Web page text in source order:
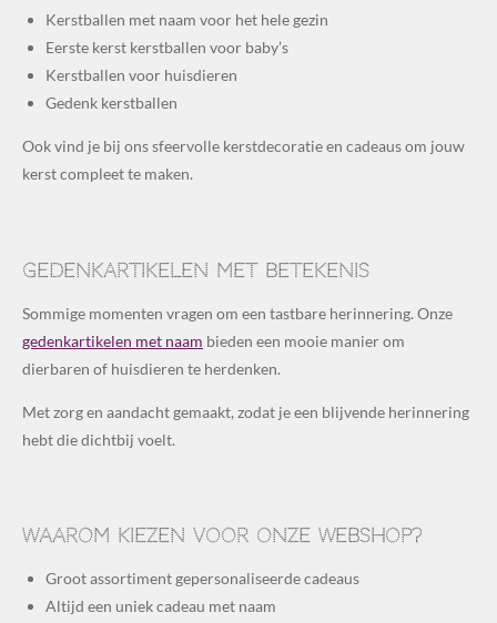
Kerstballen met naam voor het hele gezin
Eerste kerst kerstballen voor baby’s
Kerstballen voor huisdieren
Gedenk kerstballen
Ook vind je bij ons sfeervolle kerstdecoratie en cadeaus om jouw
kerst compleet te maken.
Gedenkartikelen met betekenis
Sommige momenten vragen om een tastbare herinnering. Onze
gedenkartikelen met naam bieden een mooie manier om
dierbaren of huisdieren te herdenken.
Met zorg en aandacht gemaakt, zodat je een blijvende herinnering
hebt die dichtbij voelt.
Waarom kiezen voor onze webshop?
Groot assortiment gepersonaliseerde cadeaus
Altijd een uniek cadeau met naam